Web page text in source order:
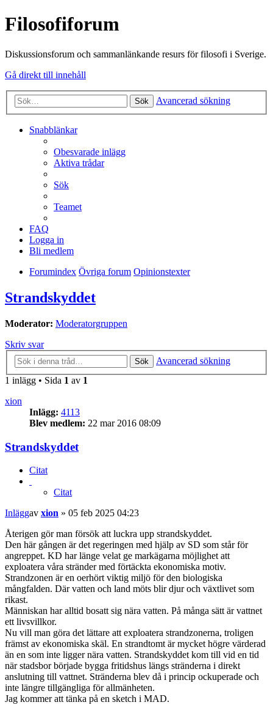
Filosofiforum
Diskussionsforum och sammanlänkande resurs för filosofi i Sverige.
Gå direkt till innehåll
Sök Avancerad sökning
Snabblänkar
Obesvarade inlägg
Aktiva trådar
Sök
Teamet
FAQ
Logga in
Bli medlem
Forumindex Övriga forum Opinionstexter
Strandskyddet
Moderator: Moderatorgruppen
Skriv svar
Sök
Avancerad sökning
1 inlägg • Sida 1 av 1
xion
Inlägg: 4113
Blev medlem: 22 mar 2016 08:09
Strandskyddet
Citat
Citat
Inläggav xion » 05 feb 2025 04:23
Återigen gör man försök att luckra upp strandskyddet.
Den här gången är det regeringen med hjälp av SD som står för
angreppet. KD har länge velat ge markägarna möjlighet att
exploatera våra stränder med förtäckta ekonomiska motiv.
Strandzonen är en oerhört viktig miljö för den biologiska
mångfalden. Där vatten och land möts blir djur och växtlivet som
rikast.
Människan har alltid bosatt sig nära vatten. På många sätt är vattnet
ett livsvillkor.
Nu vill man göra det lättare att exploatera strandzonerna, troligen
främst av ekonomiska skäl. En strandtomt är mycket högre värderad
än en som inte ligger nära vatten. Strandskyddet kom till vid en tid
när stadsbor började bygga fritidshus längs stränderna i direkt
anslutning till vattnet. Stränderna blev då i princip ockuperade och
inte längre tillgängliga för allmänheten.
Jag kommer att tänka på en sketch i MAD.